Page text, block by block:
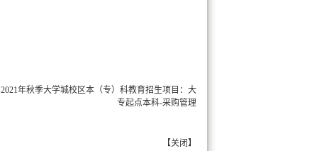
2021年秋季大学城校区本（专）科教育招生项目：大
专起点本科-采购管理
【关闭】